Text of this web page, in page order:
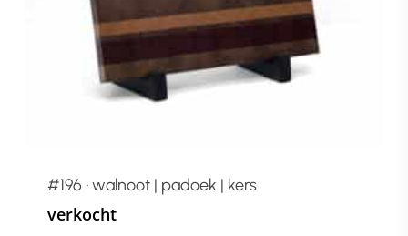
#196 • walnoot | padoek | kers
verkocht